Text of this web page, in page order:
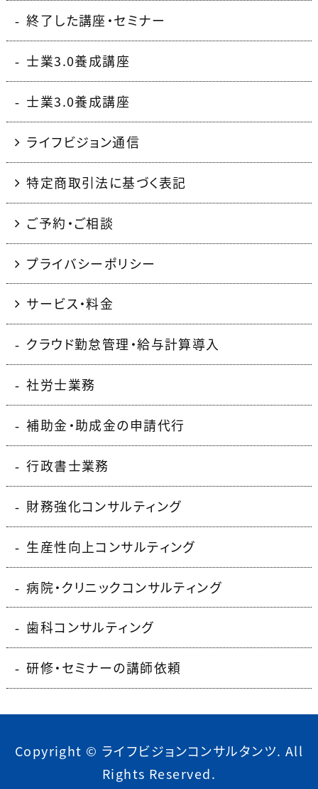
終了した講座・セミナー
士業3.0養成講座
士業3.0養成講座
ライフビジョン通信
特定商取引法に基づく表記
ご予約・ご相談
プライバシーポリシー
サービス・料金
クラウド勤怠管理・給与計算導入
社労士業務
補助金・助成金の申請代行
行政書士業務
財務強化コンサルティング
生産性向上コンサルティング
病院・クリニックコンサルティング
歯科コンサルティング
研修・セミナーの講師依頼
Copyright © ライフビジョンコンサルタンツ. All
Rights Reserved.